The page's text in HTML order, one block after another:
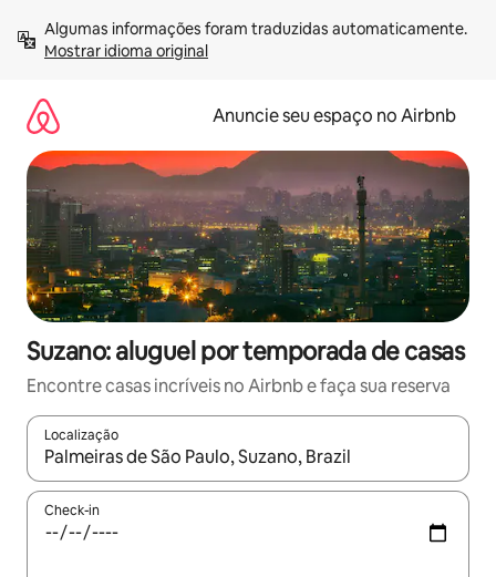
para
Mostrar idioma original
Anuncie seu espaço no Airbnb
Suzano: aluguel por temporada de casas
Encontre casas incríveis no Airbnb e faça sua reserva
Localização
Quando os resultados estiverem disponíveis, explore-os
Check-in